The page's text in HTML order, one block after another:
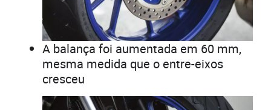
A balança foi aumentada em 60 mm,
mesma medida que o entre-eixos
cresceu